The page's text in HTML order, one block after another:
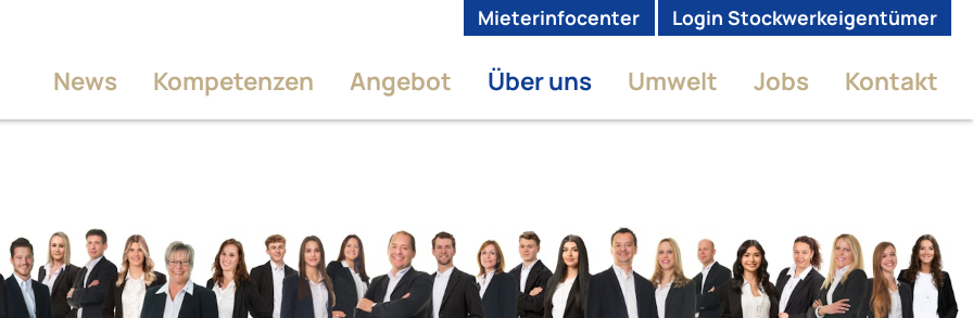
Mieterinfocenter Login Stockwerkeigentümer
News Kompetenzen Angebot Über uns Umwelt Jobs Kontakt